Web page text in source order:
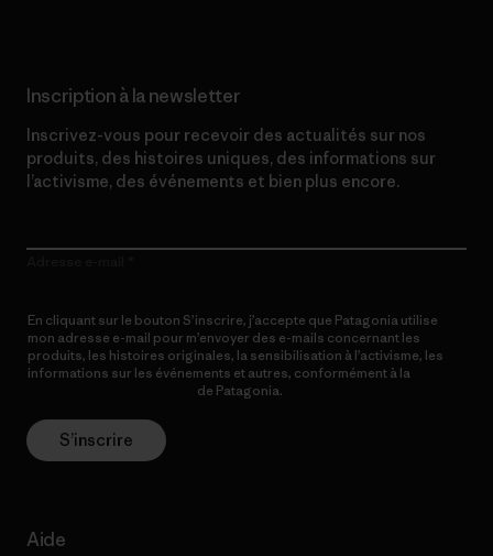
Inscription à la newsletter
Inscrivez-vous pour recevoir des actualités sur nos
produits, des histoires uniques, des informations sur
l’activisme, des événements et bien plus encore.
En cliquant sur le bouton S’inscrire, j’accepte que Patagonia utilise
mon adresse e-mail pour m’envoyer des e-mails concernant les
produits, les histoires originales, la sensibilisation à l’activisme, les
informations sur les événements et autres, conformément à la
de Patagonia.
S’inscrire
Aide